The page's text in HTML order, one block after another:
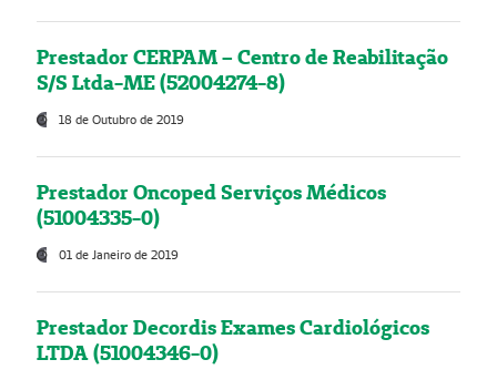
Prestador CERPAM – Centro de Reabilitação
S/S Ltda-ME (52004274-8)
18 de Outubro de 2019
Prestador Oncoped Serviços Médicos
(51004335-0)
01 de Janeiro de 2019
Prestador Decordis Exames Cardiológicos
LTDA (51004346-0)